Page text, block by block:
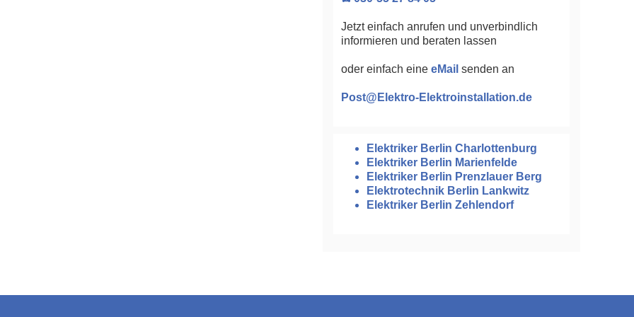
Jetzt einfach anrufen und unverbindlich
informieren und beraten lassen
oder einfach eine eMail senden an
Post@Elektro-Elektroinstallation.de
Elektriker Berlin Charlottenburg
Elektriker Berlin Marienfelde
Elektriker Berlin Prenzlauer Berg
Elektrotechnik Berlin Lankwitz
Elektriker Berlin Zehlendorf